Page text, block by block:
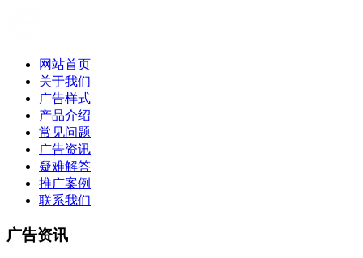
网站首页
关于我们
广告样式
产品介绍
常见问题
广告资讯
疑难解答
推广案例
联系我们
广告资讯